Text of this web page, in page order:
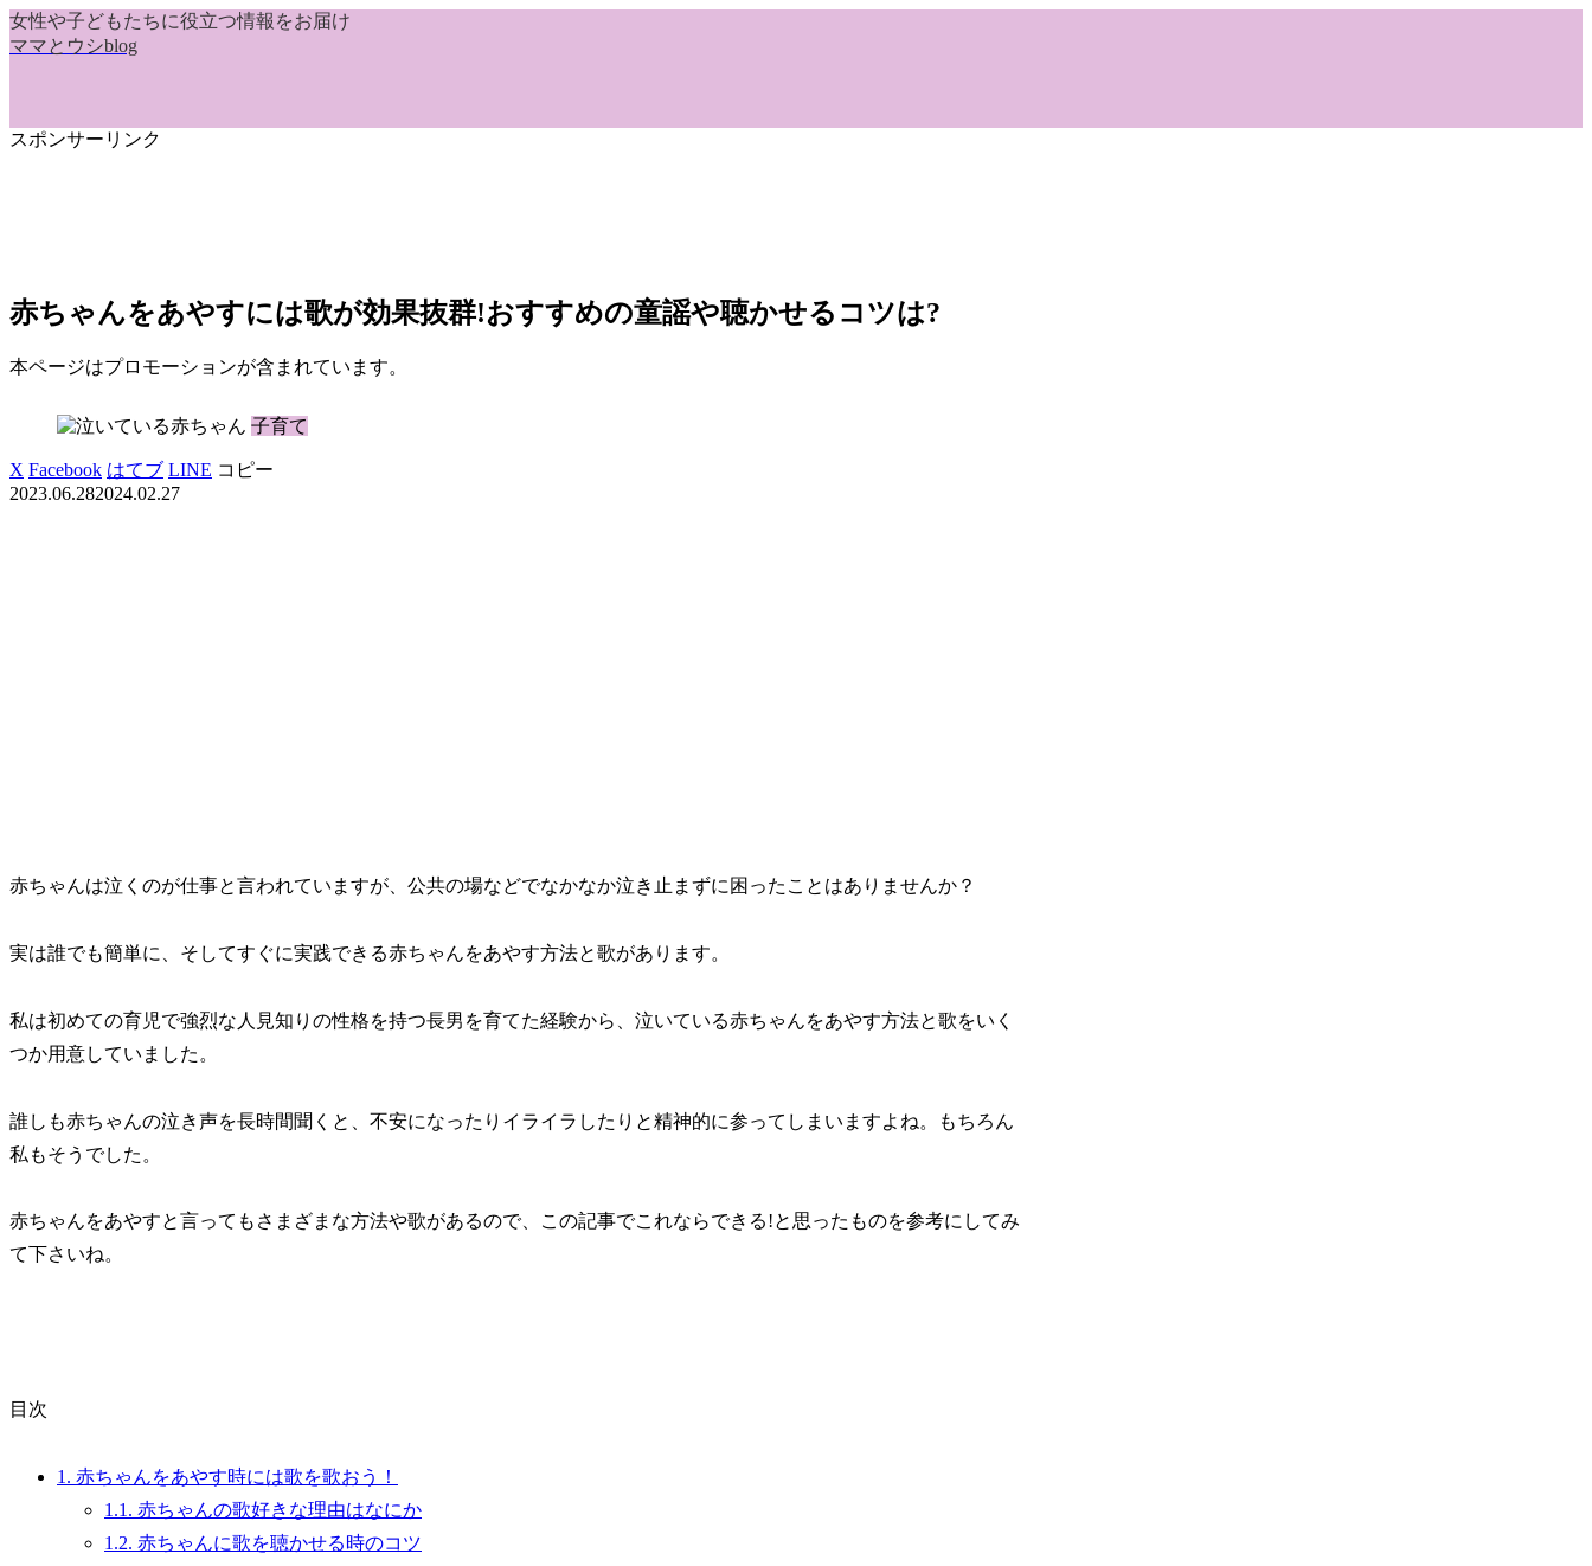
女性や子どもたちに役立つ情報をお届け
ママとウシblog
スポンサーリンク
赤ちゃんをあやすには歌が効果抜群!おすすめの童謡や聴かせるコツは?
本ページはプロモーションが含まれています。
子育て
X Facebook はてブ LINE コピー
2023.06.282024.02.27
赤ちゃんは泣くのが仕事と言われていますが、公共の場などでなかなか泣き止まずに困ったことはありませんか？
実は誰でも簡単に、そしてすぐに実践できる赤ちゃんをあやす方法と歌があります。
私は初めての育児で強烈な人見知りの性格を持つ長男を育てた経験から、泣いている赤ちゃんをあやす方法と歌をいく
つか用意していました。
誰しも赤ちゃんの泣き声を長時間聞くと、不安になったりイライラしたりと精神的に参ってしま いますよね。
もちろん
私もそうでした。
赤ちゃんをあやすと言ってもさまざまな方法や歌があるので、この記事でこれならできる!と思ったものを参考にしてみ
て下さいね。
目次
1. 赤ちゃんをあやす時には歌を歌おう！
1.1. 赤ちゃんの歌好きな理由はなにか
1.2. 赤ちゃんに歌を聴かせる時のコツ